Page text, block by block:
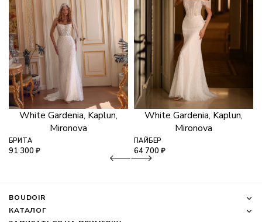
White Gardenia, Kaplun,
Mironova
БРИТА
91 300₽
White Gardenia, Kaplun,
Mironova
ПАЙБЕР
64 700 ₽
BOUDOIR
КАТАЛОГ